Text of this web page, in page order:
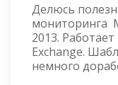
Делюсь
мониторинга
2013.
Exchange.
немного